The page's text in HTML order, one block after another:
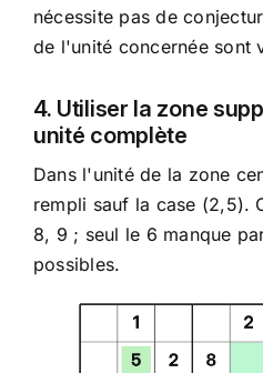
nécessite pas de
de l'unité concernée sont
4. Utiliser la zone
unité complète
Dans l'unité de la zone
rempli sauf la case (2,5).
8, 9 ; seul le 6 manque
possibles.